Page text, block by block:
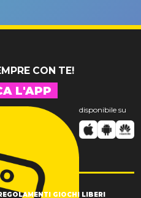
CON TE!
L'APP
disponibile su
REGOLAMENTI GIOCHI LIBERI